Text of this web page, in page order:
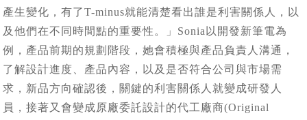
產生變化，有了T-minus就能清楚看出誰是利害關係人，以
及他們在不同時間點的重要性。」Sonia以開發新筆電為
例，產品前期的規劃階段，她會積極與產品負責人溝通，
了解設計進度、產品內容，以及是否符合公司與市場需
求，新品方向確認後，關鍵的利害關係人就變成研發人
員，接著又會變成原廠委託設計的代工廠商(Original